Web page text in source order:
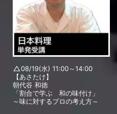
08/19(水) 11:00～14:00
【あさたけ】
朝代谷 和徳
「割合で学ぶ 和の味付け」
～味に対するプロの考え方～